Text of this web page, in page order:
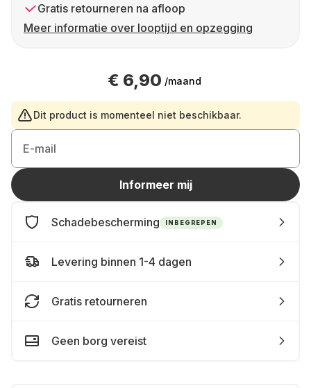
Gratis retourneren na afloop
Meer informatie over looptijd en opzegging
€ 6,90 /maand
Dit product is momenteel niet beschikbaar.
E-mail
Informeer mij
Schadebescherming INBEGREPEN
Levering binnen 1-4 dagen
Gratis retourneren
Geen borg vereist